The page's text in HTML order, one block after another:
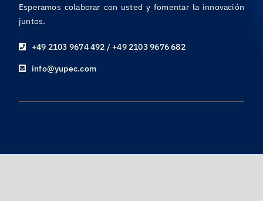
Esperamos colaborar con usted y fomentar la innovación
juntos.
+49 2103 9674 492 / +49 2103 9676 682
info@yupec.com